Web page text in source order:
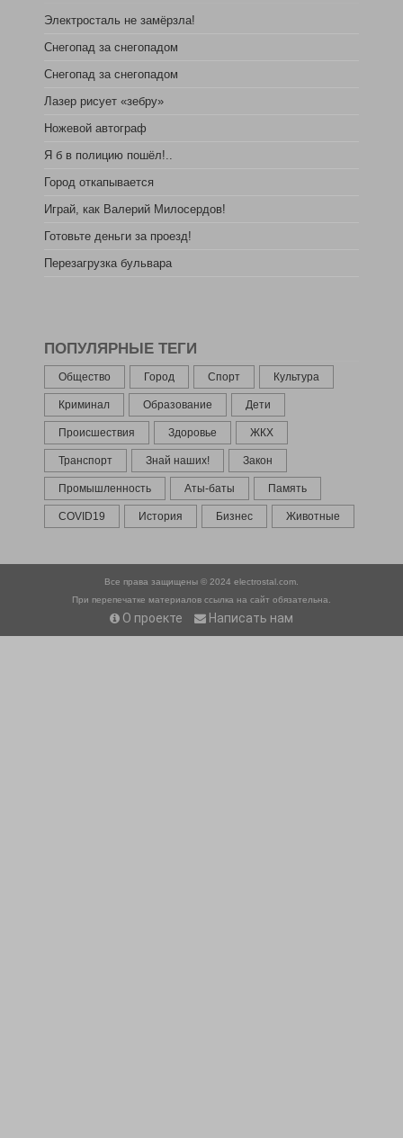
Электросталь не замёрзла!
Снегопад за снегопадом
Снегопад за снегопадом
Лазер рисует «зебру»
Ножевой автограф
Я б в полицию пошёл!..
Город откапывается
Играй, как Валерий Милосердов!
Готовьте деньги за проезд!
Перезагрузка бульвара
ПОПУЛЯРНЫЕ ТЕГИ
Общество Город Спорт Культура
Криминал Образование Дети
Происшествия Здоровье ЖКХ
Транспорт Знай наших! Закон
Промышленность Аты-баты Память
COVID19 История Бизнес Животные
Все права защищены © 2024 electrostal.com.
При перепечатке материалов ссылка на сайт обязательна.
О проекте Написать нам